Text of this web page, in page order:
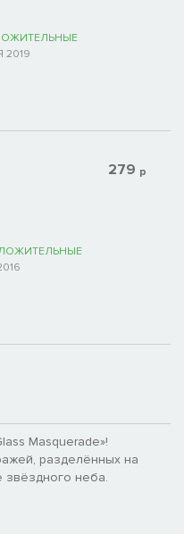
2019
279 р
Masquerade»!
разделённых на
звёздного неба.